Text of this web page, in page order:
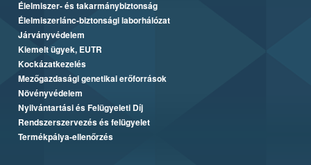
Élelmiszer- és takarmánybiztonság
Élelmiszerlánc-biztonsági laborhálózat
Járványvédelem
Kiemelt ügyek, EUTR
Kockázatkezelés
Mezőgazdasági genetikai erőforrások
Növényvédelem
Nyilvántartási és Felügyeleti Díj
Rendszerszervezés és felügyelet
Termékpálya-ellenőrzés